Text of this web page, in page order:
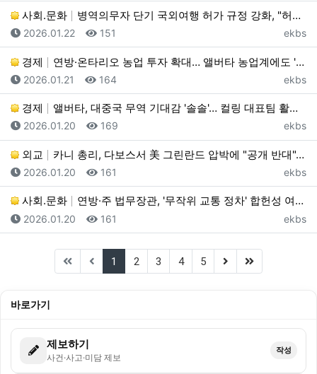
사회.문화 병역의무자 단기 국외여행 허가 규정 강화, "허가기간 …
등록자
ekbs
등록일
2026.01.22 조회
151
경제 연방·온타리오 농업 투자 확대… 앨버타 농업계에도 '기…
등록자
ekbs
등록일
2026.01.21 조회
164
경제 앨버타, 대중국 무역 기대감 '솔솔'… 컬링 대표팀 활…
등록자
ekbs
등록일
2026.01.20 조회
169
외교 카니 총리, 다보스서 美 그린란드 압박에 "공개 반대"…
등록자
ekbs
등록일
2026.01.20 조회
161
사회.문화 연방·주 법무장관, '무작위 교통 정차' 합헌성 여부 …
등록자
ekbs
등록일
2026.01.20 조회
161
1 (current)
2 3 4 5 (next)(last)
바로가기
제보하기
사건·사고·미담 제보
작성